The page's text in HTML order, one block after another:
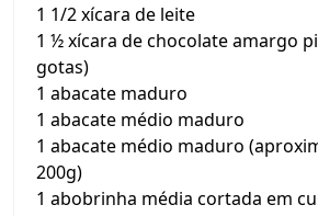
1 1/2 xícara de leite
1 ½ xícara de chocolate amargo
gotas)
1 abacate maduro
1 abacate médio maduro
1 abacate médio maduro
200g)
1 abobrinha média cortada em